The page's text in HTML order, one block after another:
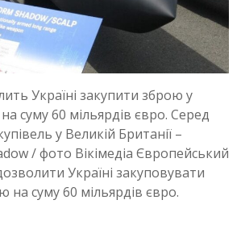
Україні закупити зброю у
суму 60 мільярдів євро. Серед
у Великій Британії –
/ фото Вікімедіа Європейський
Україні закуповувати
на суму 60 мільярдів євро.